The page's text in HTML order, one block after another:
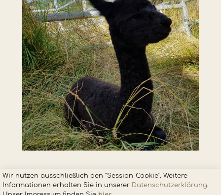
Wir nutzen ausschließlich den "Session-Cookie". Weitere
Informationen erhalten Sie in unserer Datenschutzerklärung.